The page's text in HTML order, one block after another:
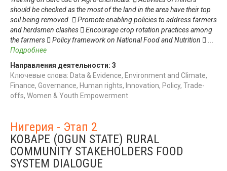
should be checked as the most of the land in the area have their top
soil being removed.  Promote enabling policies to address farmers
and herdsmen clashes  Encourage crop rotation practices among
the farmers  Policy framework on National Food and Nutrition 
Подробнее
Направления деятельности: 3
Ключевые слова: Data & Evidence, Environment and Climate,
Finance, Governance, Human rights, Innovation, Policy, Trade-
offs, Women & Youth Empowerment
Нигерия - Этап 2
KOBAPE (OGUN STATE) RURAL
COMMUNITY STAKEHOLDERS FOOD
SYSTEM DIALOGUE